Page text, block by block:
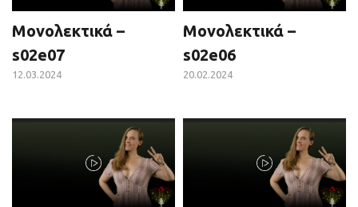
Μονολεκτικά –
s02e07
12.03.2024
Μονολεκτικά –
s02e06
20.02.2024